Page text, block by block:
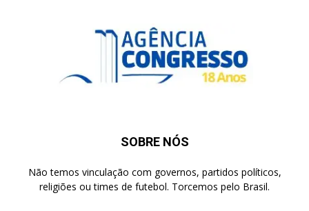
SOBRE NÓS
Não temos vinculação com governos, partidos políticos,
religiões ou times de futebol. Torcemos pelo Brasil.